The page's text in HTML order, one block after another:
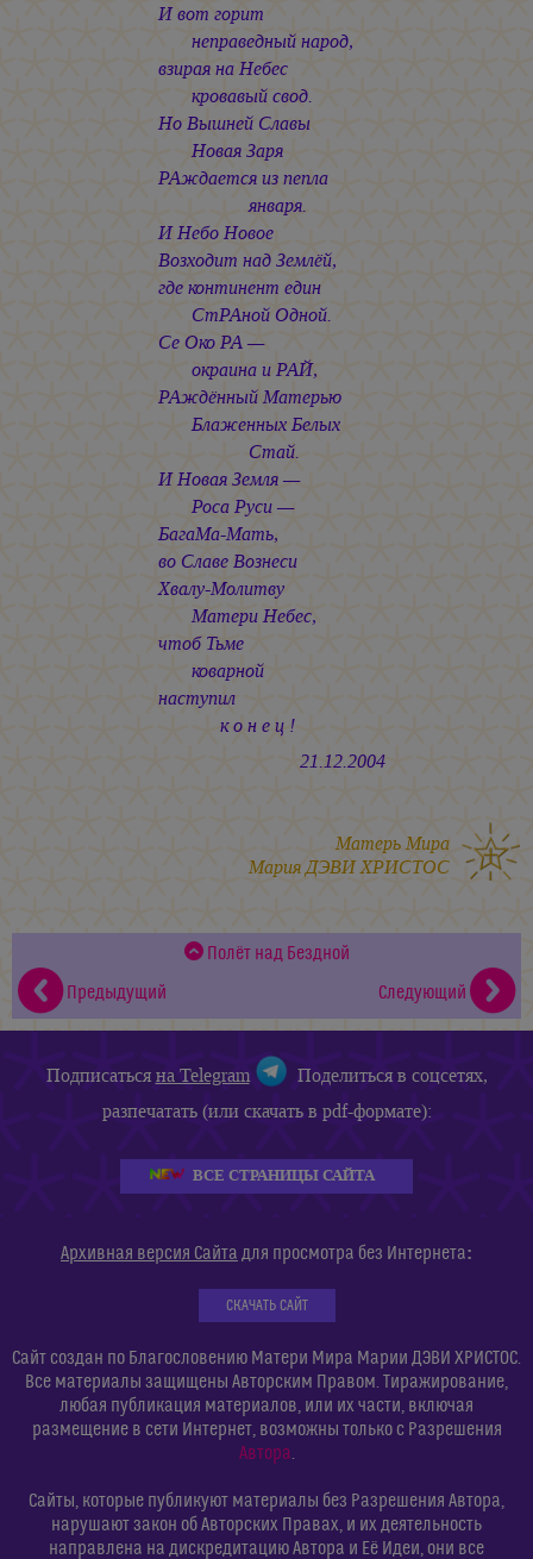
И вот горит
неправедный народ,
взирая на Небес
кровавый свод.
Но Вышней Славы
Новая Заря
РАждается из пепла
января.
И Небо Новое
Возходит над Землёй,
где континент един
СтРАной Одной.
Се Око РА —
окраина и РАЙ,
РАждённый Матерью
Блаженных Белых
Стай.
И Новая Земля —
Роса Руси —
БагаМа-Мать,
во Славе Вознеси
Хвалу-Молитву
Матери Небес,
чтоб Тьме
коварной
наступил
к о н е ц !
21.12.2004
Матерь Мира
Мария ДЭВИ ХРИСТОС
Полёт над Бездной
Предыдущий
Следующий
Подписатьсяна Telegram
Поделиться в соцсетях,
разпечатать (или скачать в pdf-формате):
ВСЕ СТРАНИЦЫ САЙТА
Архивная версия Сайта для просмотра без Интернета:
СКАЧАТЬ САЙТ
Сайт создан по Благословению Матери Мира Марии ДЭВИ ХРИСТОС.
Все материалы защищены Авторским Правом. Тиражирование,
любая публикация материалов, или их части, включая
размещение в сети Интернет, возможны только с Разрешения
Автора.
Сайты, которые публикуют материалы без Разрешения Автора,
нарушают закон об Авторских Правах, и их деятельность
направлена на дискредитацию Автора и Её Идеи, они все